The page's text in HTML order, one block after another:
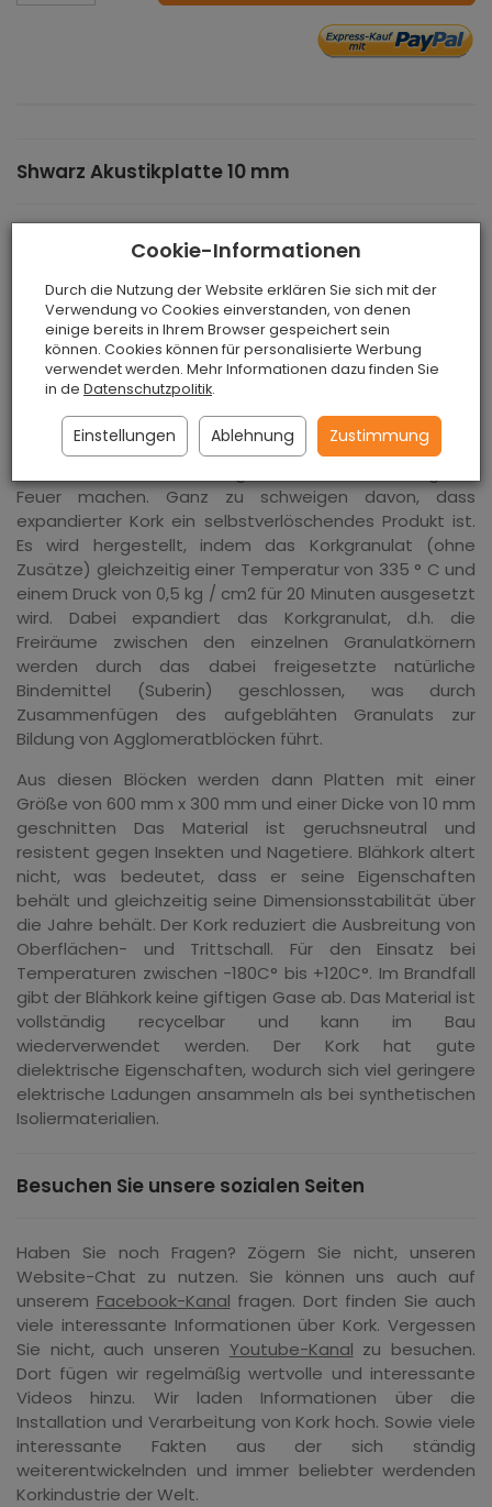
Shwarz Akustikplatte 10 mm
schwarz Akustikplatte 10 mm
Dämm- und Dekorationsmaterial verwendet. Es ist eine
Alternative zu Styropor und Mineralwolle. Unser Kork ist
völlig naturbelassen, da das Produkt aus
Korkeichenrinde hergestellt wird. Das Produkt ist 100%
natürlich, ungiftig, pilzresistent und langlebig. Es verliert
seine charakteristischen Eigenschaften auch nach
Wenn Sie unseren expandierten Kork verwenden,
Feuer machen. Ganz zu schweigen davon, dass
expandierter Kork ein selbstverlöschendes Produkt ist.
Es wird hergestellt, indem das Korkgranulat (ohne
Zusätze) gleichzeitig einer Temperatur von 335 ° C und
einem Druck von 0,5 kg / cm2 für 20 Minuten ausgesetzt
wird. Dabei expandiert das Korkgranulat, d.h. die
Freiräume zwischen den einzelnen Granulatkörnern
werden durch das dabei freigesetzte natürliche
Bindemittel (Suberin) geschlossen, was durch
Zusammenfügen des aufgeblähten Granulats zur
Bildung von Agglomeratblöcken führt.
Aus diesen Blöcken werden dann Platten mit einer
Größe von 600 mm x 300 mm und einer Dicke von 10 mm
geschnitten Das Material ist geruchsneutral und
resistent gegen Insekten und Nagetiere. Blähkork altert
nicht, was bedeutet, dass er seine Eigenschaften
behält und gleichzeitig seine Dimensionsstabilität über
die Jahre behält. Der Kork reduziert die Ausbreitung von
Oberflächen- und Trittschall. Für den Einsatz bei
Temperaturen zwischen -180C° bis +120C°. Im Brandfall
gibt der Blähkork keine giftigen Gase ab. Das Material ist
vollständig recycelbar und kann im Bau
wiederverwendet werden. Der Kork hat gute
dielektrische Eigenschaften, wodurch sich viel geringere
elektrische Ladungen ansammeln als bei synthetischen
Isoliermaterialien.
Besuchen Sie unsere sozialen Seiten
Haben Sie noch Fragen? Zögern Sie nicht, unseren
Website-Chat zu nutzen. Sie können uns auch auf
unserem Facebook-Kanal fragen. Dort finden Sie auch
viele interessante Informationen über Kork. Vergessen
Sie nicht, auch unseren Youtube-Kanal zu besuchen.
Dort fügen wir regelmäßig wertvolle und interessante
Videos hinzu. Wir laden Informationen über die
Installation und Verarbeitung von Kork hoch. Sowie viele
interessante Fakten aus der sich ständig
weiterentwickelnden und immer beliebter werdenden
Korkindustrie der Welt.
Cookie-Informationen
Durch die Nutzung der Website erklären Sie sich mit der
Verwendung vo Cookies einverstanden, von denen
einige bereits in Ihrem Browser gespeichert sein
können. Cookies können für personalisierte Werbung
verwendet werden. Mehr Informationen dazu finden Sie
in de Datenschutzpolitik.
Einstellungen Ablehnung Zustimmung